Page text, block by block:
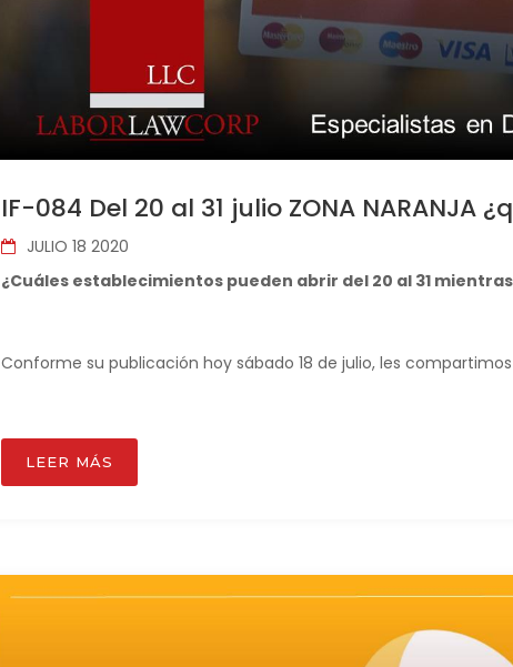
IF-084 Del 20 al 31 julio ZONA NARANJA
JULIO 18 2020
¿Cuáles establecimientos pueden abrir del 20 al 31
Conforme su publicación hoy sábado 18 de julio, les
LEER MÁS